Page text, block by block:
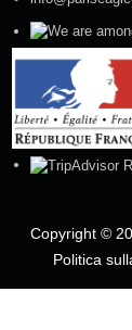
Copyright ©
Politica